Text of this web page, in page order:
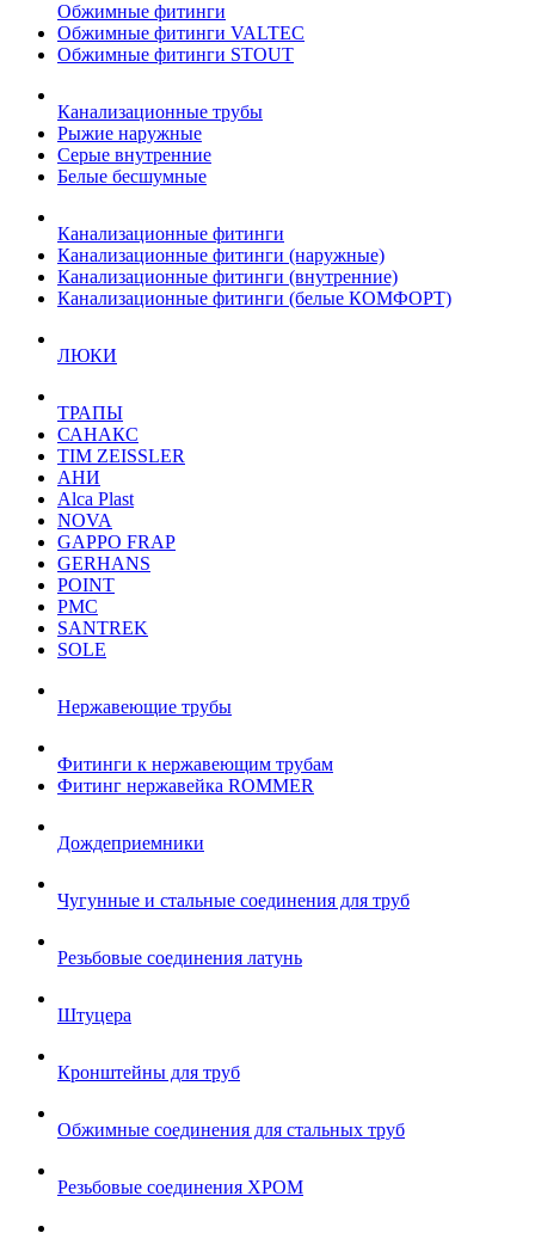
Обжимные фитинги
Обжимные фитинги VALTEC
Обжимные фитинги STOUT
Канализационные трубы
Рыжие наружные
Серые внутренние
Белые бесшумные
Канализационные фитинги
Канализационные фитинги (наружные)
Канализационные фитинги (внутренние)
Канализационные фитинги (белые КОМФОРТ)
ЛЮКИ
ТРАПЫ
САНАКС
TIM ZEISSLER
АНИ
Alca Plast
NOVA
GAPPO FRAP
GERHANS
POINT
РМС
SANTREK
SOLE
Нержавеющие трубы
Фитинги к нержавеющим трубам
Фитинг нержавейка ROMMER
Дождеприемники
Чугунные и стальные соединения для труб
Резьбовые соединения латунь
Штуцера
Кронштейны для труб
Обжимные соединения для стальных труб
Резьбовые соединения ХРОМ